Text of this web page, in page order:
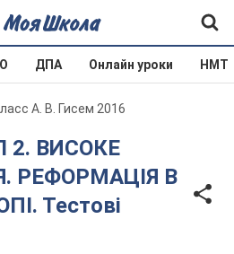
ДПА Онлайн уроки НМТ
А. В. Гисем 2016
РЕФОРМАЦІЯ В
Тестові